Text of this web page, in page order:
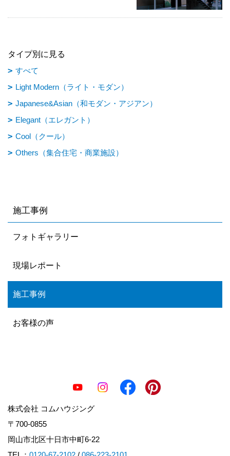
タイプ別に見る
すべて
Light Modern（ライト・モダン）
Japanese&Asian（和モダン・アジアン）
Elegant（エレガント）
Cool（クール）
Others（集合住宅・商業施設）
施工事例
フォトギャラリー
現場レポート
施工事例
お客様の声
株式会社 コムハウジング
〒700-0855
岡山市北区十日市中町6-22